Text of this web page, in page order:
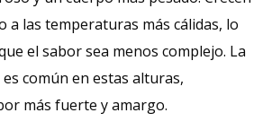
a las temperaturas más cálidas, lo
el sabor sea menos complejo. La
común en estas alturas,
más fuerte y amargo.